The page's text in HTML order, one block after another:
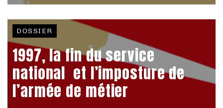
DOSSIER
1997, la fin du service
national et l’imposture de
l’armée de métier